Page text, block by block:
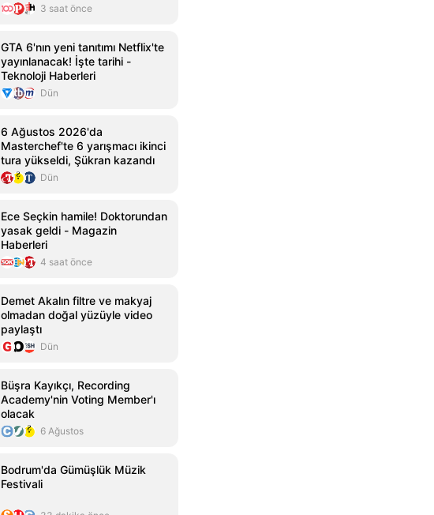
3 saat önce
GTA 6'nın yeni tanıtımı Netflix'te
yayınlanacak! İşte tarihi -
Teknoloji Haberleri
Dün
6 Ağustos 2026'da
Masterchef'te 6 yarışmacı ikinci
tura yükseldi, Şükran kazandı
Dün
Ece Seçkin hamile! Doktorundan
yasak geldi - Magazin
Haberleri
4 saat önce
Demet Akalın filtre ve makyaj
olmadan doğal yüzüyle video
paylaştı
Dün
Büşra Kayıkçı, Recording
Academy'nin Voting Member'ı
olacak
6 Ağustos
Bodrum'da Gümüşlük Müzik
Festivali